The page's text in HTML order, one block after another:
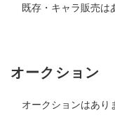
既存・キャラ販売は
オークション
オークションはあり